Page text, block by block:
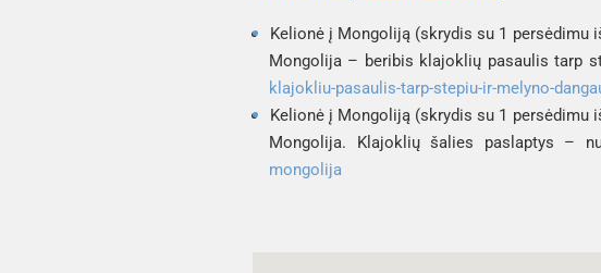
Kelionė į Mongoliją (skrydis su 1 persėdimu
Mongolija – beribis klajoklių pasaulis tarp
klajokliu-pasaulis-tarp-stepiu-ir-melyno-
Kelionė į Mongoliją (skrydis su 1 persėdimu
Mongolija. Klajoklių šalies paslaptys –
mongolija